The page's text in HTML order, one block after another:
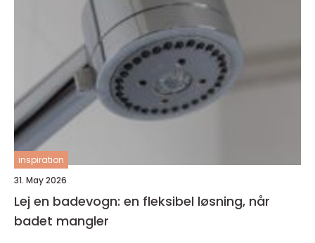
inspiration
31. May 2026
Lej en badevogn: en fleksibel løsning, når
badet mangler